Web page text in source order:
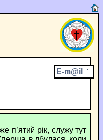
E-m@il
п’ятий рік, служу тут